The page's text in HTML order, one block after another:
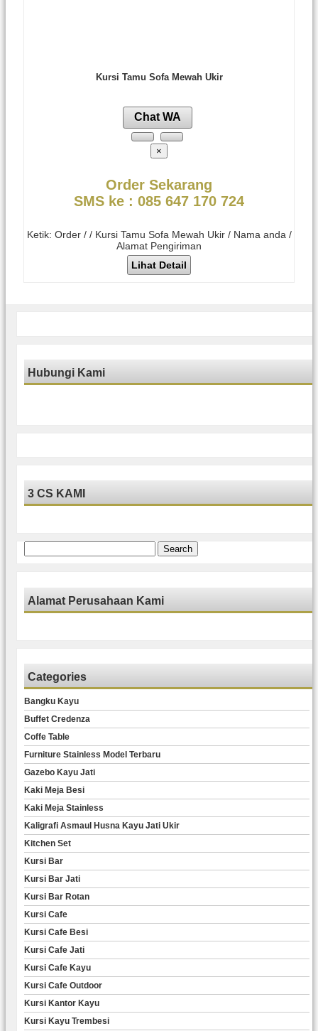
Kursi Tamu Sofa Mewah Ukir
Chat WA
×
Order Sekarang
SMS ke : 085 647 170 724
Ketik: Order / / Kursi Tamu Sofa Mewah Ukir / Nama anda /
Alamat Pengiriman
Lihat Detail
Hubungi Kami
3 CS KAMI
for:
Alamat Perusahaan Kami
Categories
Bangku Kayu
Buffet Credenza
Coffe Table
Furniture Stainless Model Terbaru
Gazebo Kayu Jati
Kaki Meja Besi
Kaki Meja Stainless
Kaligrafi Asmaul Husna Kayu Jati Ukir
Kitchen Set
Kursi Bar
Kursi Bar Jati
Kursi Bar Rotan
Kursi Cafe
Kursi Cafe Besi
Kursi Cafe Jati
Kursi Cafe Kayu
Kursi Cafe Outdoor
Kursi Kantor Kayu
Kursi Kayu Trembesi